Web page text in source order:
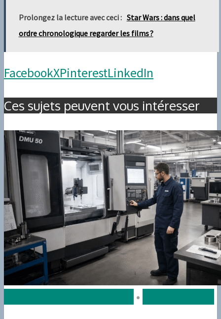
Prolongez la lecture avec ceci : Star Wars : dans quel
ordre chronologique regarder les films ?
FacebookXPinterestLinkedIn
Ces sujets peuvent vous intéresser
•